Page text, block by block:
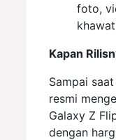
foto,
Kapan
Sampai
resmi
Galaxy Z
dengan